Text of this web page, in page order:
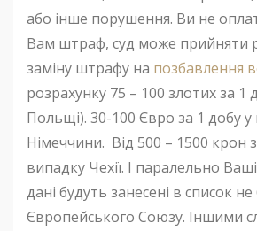
або інше порушення. Ви не
Вам штраф, суд може прийняти
заміну штрафу на позбавлення
розрахунку 75 – 100 злотих за 1
Польщі). 30-100 Євро за 1 добу
Німеччини. Від 500 – 1500 крон
випадку Чехії. І паралельно
дані будуть занесені в список
Європейського Союзу. Іншими